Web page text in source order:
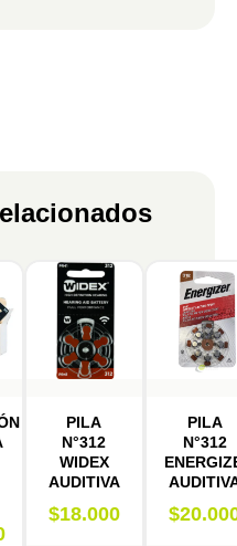
PILA
N°312
WIDEX
AUDITIVA
$18.000
PILA
N°312
$